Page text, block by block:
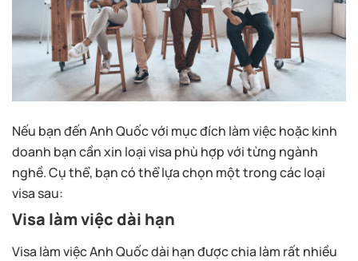
Nếu bạn đến Anh Quốc với mục đích làm việc hoặc kinh
doanh bạn cần xin loại visa phù hợp với từng ngành
nghề. Cụ thể, bạn có thể lựa chọn một trong các loại
visa sau:
Visa làm việc dài hạn
Visa làm việc Anh Quốc dài hạn được chia làm rất nhiều